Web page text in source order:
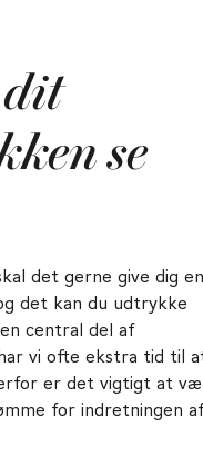
dit
se
det gerne give dig en
det kan du udtrykke
central del af
vi ofte ekstra tid til
er det vigtigt at
for indretningen af